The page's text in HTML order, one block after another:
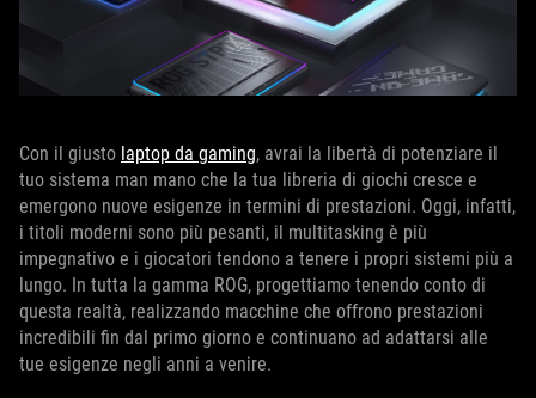
Con il giusto laptop da gaming, avrai la libertà di potenziare il
tuo sistema man mano che la tua libreria di giochi cresce e
emergono nuove esigenze in termini di prestazioni. Oggi, infatti,
i titoli moderni sono più pesanti, il multitasking è più
impegnativo e i giocatori tendono a tenere i propri sistemi più a
lungo. In tutta la gamma ROG, progettiamo tenendo conto di
questa realtà, realizzando macchine che offrono prestazioni
incredibili fin dal primo giorno e continuano ad adattarsi alle
tue esigenze negli anni a venire.